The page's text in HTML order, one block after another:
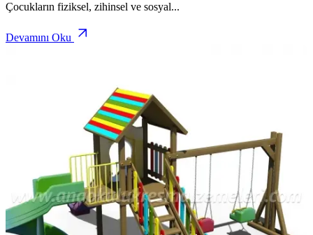
Çocukların fiziksel, zihinsel ve sosyal...
Devamını Oku